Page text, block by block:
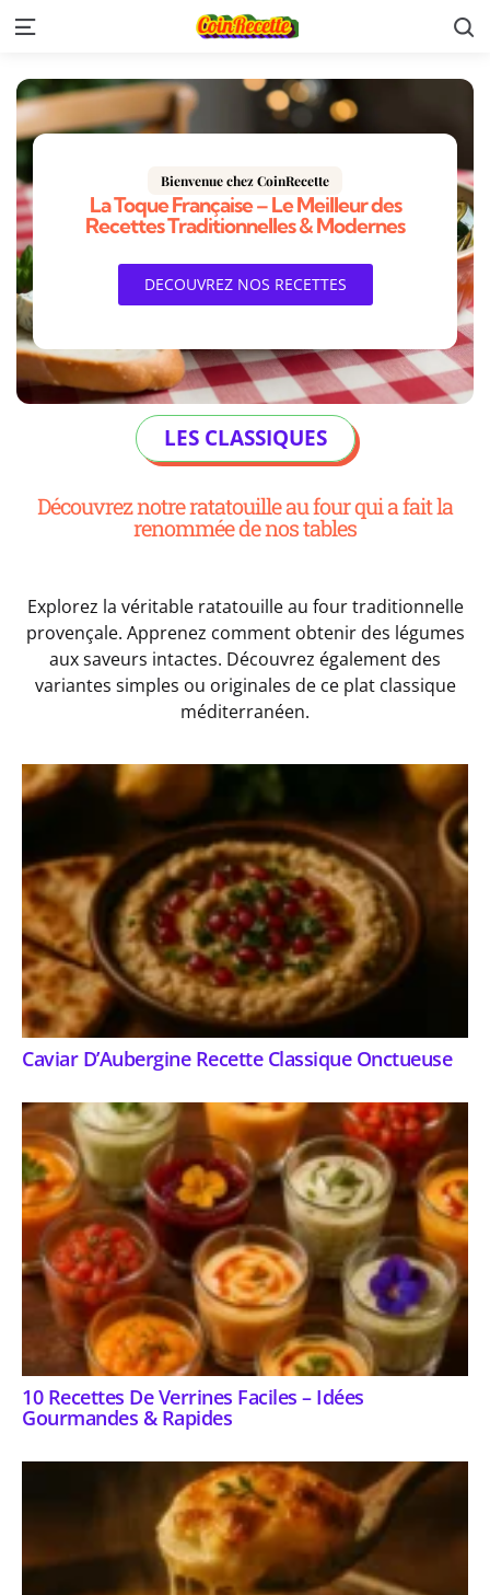
Bienvenue chez CoinRecette​
La Toque Française – Le Meilleur des
Recettes Traditionnelles & Modernes​
DECOUVREZ NOS RECETTES
LES CLASSIQUES
Découvrez notre ratatouille au four​ ​ qui a fait la
renommée de nos tables
Explorez la véritable ratatouille au four​ traditionnelle
provençale. Apprenez comment obtenir des légumes
aux saveurs intactes. Découvrez également des
variantes simples ou originales de ce plat classique
méditerranéen.
Caviar D’Aubergine Recette Classique Onctueuse
10 Recettes De Verrines Faciles – Idées
Gourmandes & Rapides